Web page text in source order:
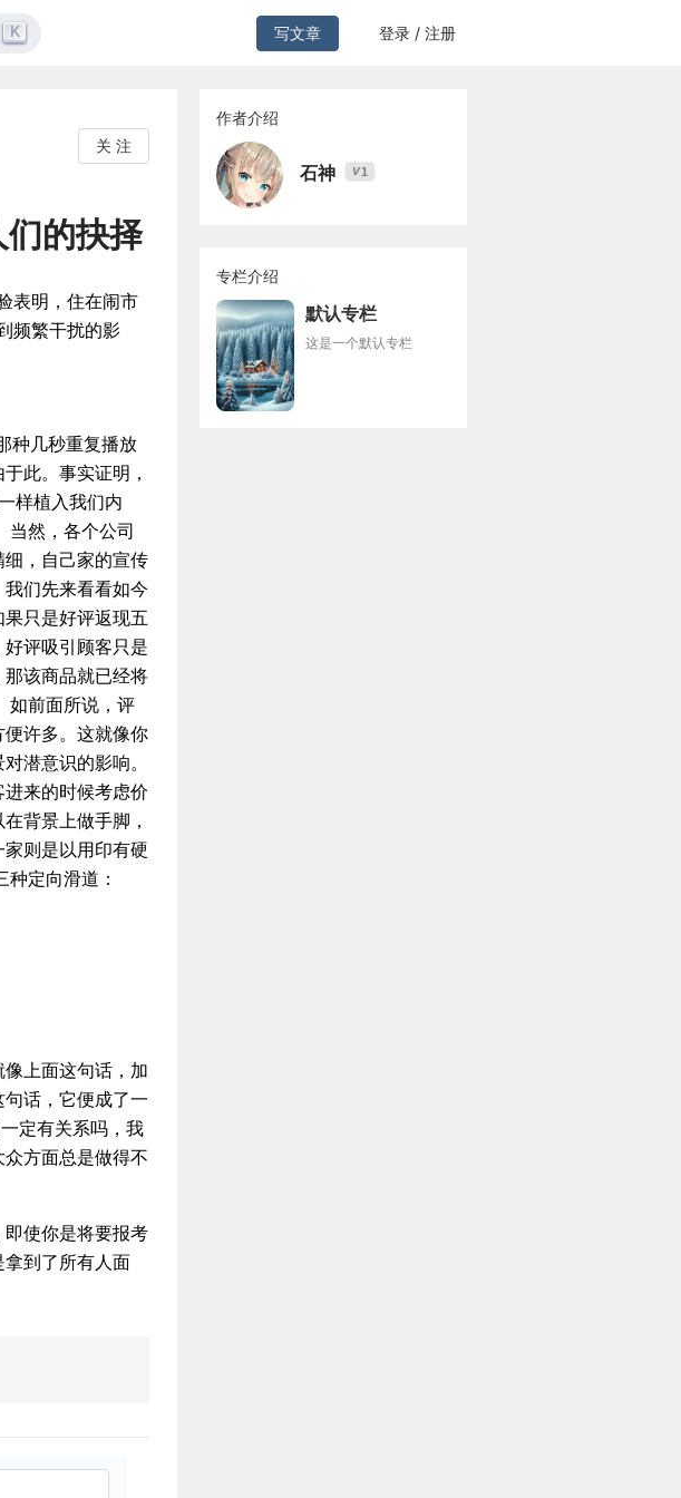
K 写文章 登录 / 注册
关 注
们的抉择
表明，住在闹市
频繁干扰的影
种几秒重复播放
此。事实证明，
样植入我们内
当然，各个公司
，自己家的宣传
们先来看看如今
只是好评返现五
评吸引顾客只是
该商品就已经将
如前面所说，评
许多。这就像你
潜意识的影响。
来的时候考虑价
背景上做手脚，
则是以用印有硬
定向滑道：
像上面这句话，加
话，它便成了一
定有关系吗，我
方面总是做得不
使你是将要报考
到了所有人面
作者介绍
石神 V1
专栏介绍
默认专栏
这是一个默认专栏